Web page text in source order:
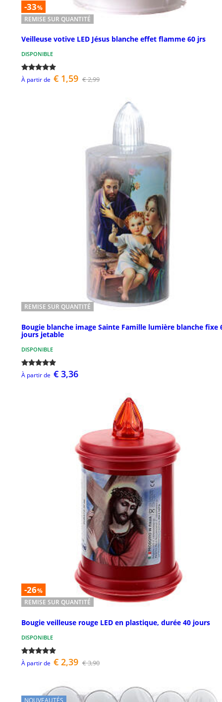
-33%
REMISE SUR QUANTITÉ
Veilleuse votive LED Jésus blanche effet flamme 60 jrs
DISPONIBLE
À partir de € 1,59 € 2,99
REMISE SUR QUANTITÉ
Bougie blanche image Sainte Famille lumière blanche fixe
jours jetable
DISPONIBLE
À partir de € 3,36
-26%
REMISE SUR QUANTITÉ
Bougie veilleuse rouge LED en plastique, durée 40 jours
DISPONIBLE
À partir de € 2,39 € 3,90
NOUVEAUTÉS